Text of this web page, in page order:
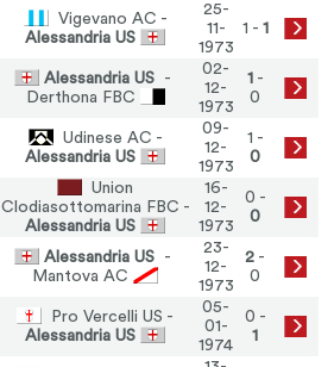
Vigevano AC -
Alessandria US
25-
11-
1973
1 - 1
Alessandria US -
Derthona FBC
02-
12-
1973
1 -
0
Udinese AC -
Alessandria US
09-
12-
1973
1 -
0
Union
Clodiasottomarina FBC -
Alessandria US
16-
12-
1973
0 -
0
Alessandria US -
Mantova AC
23-
12-
1973
2 -
0
Pro Vercelli US -
Alessandria US
05-
01-
1974
0 -
1